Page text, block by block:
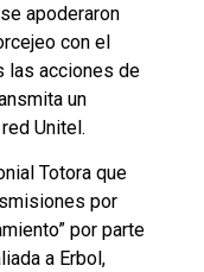
apoderaron
con el
las acciones de
un
Unitel.
Totora que
por
por parte
a Erbol,